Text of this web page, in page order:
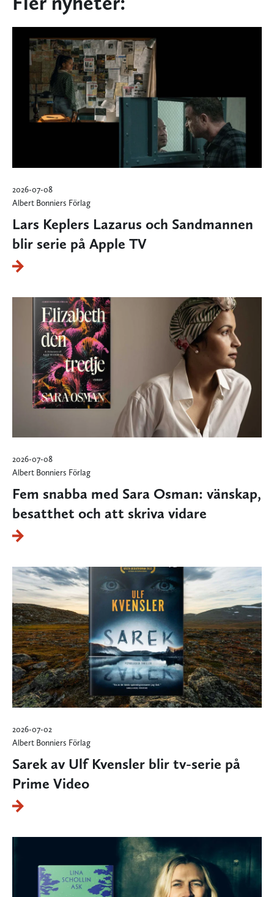
2026-07-08
Albert Bonniers Förlag
Lars Keplers Lazarus och Sandmannen
blir serie på Apple TV
2026-07-08
Albert Bonniers Förlag
Fem snabba med Sara Osman: vänskap,
besatthet och att skriva vidare
2026-07-02
Albert Bonniers Förlag
Sarek av Ulf Kvensler blir tv-serie på
Prime Video